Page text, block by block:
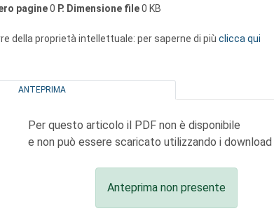
pagine0 P. Dimensione file0 KB
della proprietà intellettuale: per saperne di più clicca qui
ANTEPRIMA
Per questo articolo il PDF non è disponibile
e non può essere scaricato utilizzando i
Anteprima non presente